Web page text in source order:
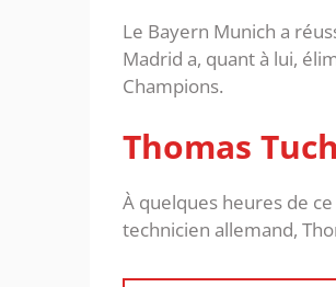
Le Bayern Munich a
Madrid a, quant à lui,
Champions.
Thomas
À quelques heures de
technicien allemand,